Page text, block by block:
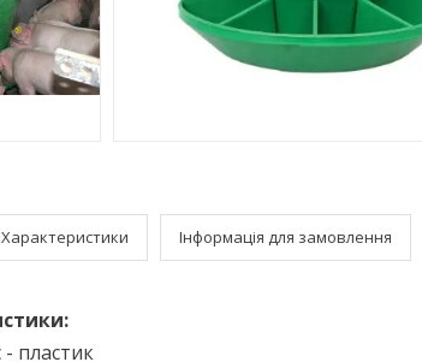
Характеристики Інформація для замовлення
- пластик